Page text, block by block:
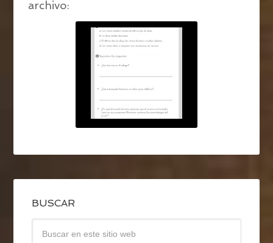
archivo:
BUSCAR